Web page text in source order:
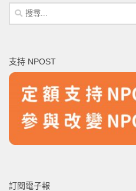
搜
尋
字:
支持 NPOST
訂閱電子報